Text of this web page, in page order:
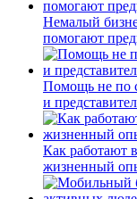
Немалый
помогают
Помощь не по
и
Как работают
жизненный